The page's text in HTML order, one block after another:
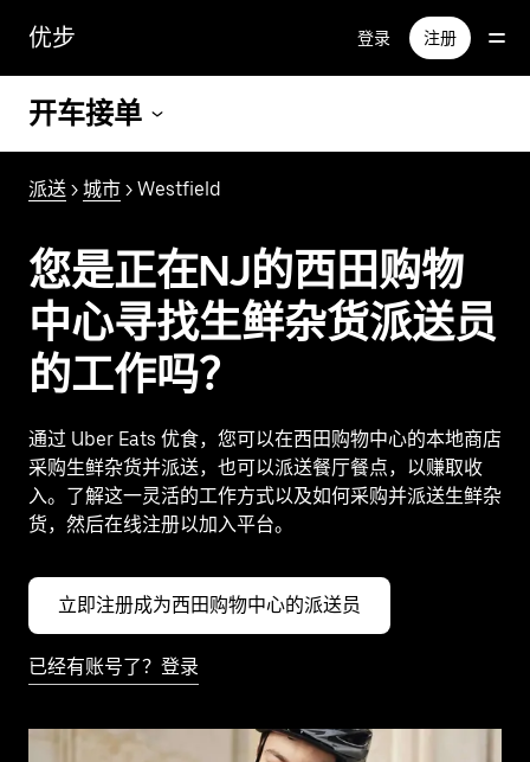
容
优步 登录 注册
开车接单
派送 > 城市 > Westfield
您是正在NJ的西田购物
中心寻找生鲜杂货派送员
的工作吗？
通过 Uber Eats 优食，您可以在西田购物中心的本地商店
采购生鲜杂货并派送，也可以派送餐厅餐点，以赚取收
入。了解这一灵活的工作方式以及如何采购并派送生鲜杂
货，然后在线注册以加入平台。
立即注册成为西田购物中心的派送员
已经有账号了？登录